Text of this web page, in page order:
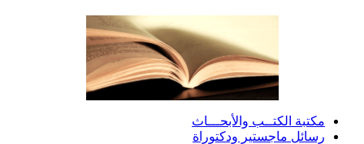
مكتبة الكتــب والأبحـــاث
رسائل ماجستير ودكتوراة